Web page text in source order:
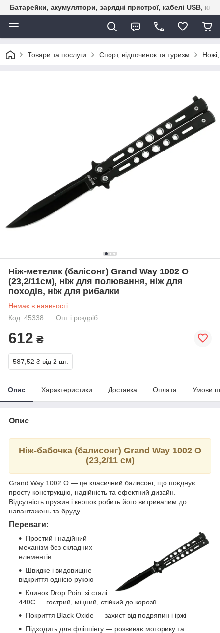
Батарейки, акумулятори, зарядні пристрої, кабелі USB,
Товари та послуги Спорт, відпочинок та туризм
Ніж-метелик (балісонг) Grand Way 1002 О
(23,2/11см), ніж для полювання, ніж для
походів, ніж для рибалки
Немає в наявності
Код: 45338
Опт і роздріб
612 ₴
587,52 ₴ від 2 шт.
Опис Характеристики Доставка Оплата Умови
Опис
Ніж-бабочка (балисонг) Grand Way 1002 O
(23,2/11 см)
Grand Way 1002 O — це класичний балисонг, що поєднує
просту конструкцію, надійність та ефектний дизайн.
Відсутність пружин і кнопок робить його витривалим до
навантажень та бруду.
Переваги:
Простий і надійний
механізм без складних
елементів
Швидке і видовищне
відкриття однією рукою
Клинок Drop Point зі сталі
440C — гострий, міцний, стійкий до корозії
Покриття Black Oxide — захист від подряпин і іржі
Підходить для фліппінгу — розвиває моторику та